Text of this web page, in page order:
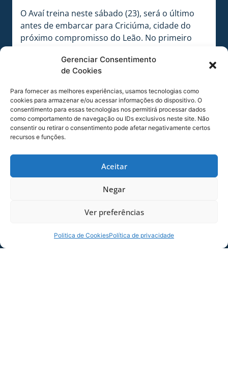
Gerenciar Consentimento
de Cookies
Para fornecer as melhores experiências, usamos tecnologias como
cookies para armazenar e/ou acessar informações do dispositivo. O
consentimento para essas tecnologias nos permitirá processar dados
como comportamento de navegação ou IDs exclusivos neste site. Não
consentir ou retirar o consentimento pode afetar negativamente certos
recursos e funções.
Aceitar
Negar
Ver preferências
Politica de CookiesPolítica de privacidade
O Avaí treina neste sábado (23), será o último
antes de embarcar para Criciúma, cidade do
próximo compromisso do Leão. No primeiro
por 3 a 0, na Ressacada. Gols de Getúlio, Jones
Carioca e João Paulo.
[su_youtube
url=”https://www.youtube.com/watch?
v=i8ldL8Ik1Yg”]
COMPARTILHE ESSA NOTÍCIA
MAIS NOTÍCIAS